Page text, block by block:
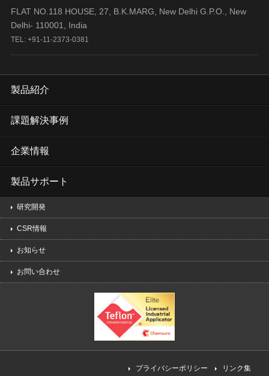
FLAT NO.118 HOUSE, 27, B.K.MARG, New Delhi G.P.O., New
Delhi- 110001, India
TEL: +91-11-2373-0381
製品紹介
課題解決事例
企業情報
製品サポート
研究開発
CSR情報
お知らせ
お問い合わせ
プライバシーポリシー リンク集